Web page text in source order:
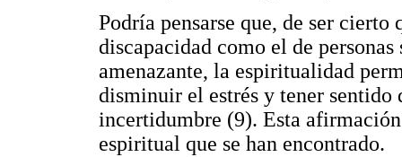
Podría pensarse que, de ser cierto
discapacidad como el de
amenazante, la espiritualidad
disminuir el estrés y tener
incertidumbre (9). Esta
espiritual que se han encontrado.